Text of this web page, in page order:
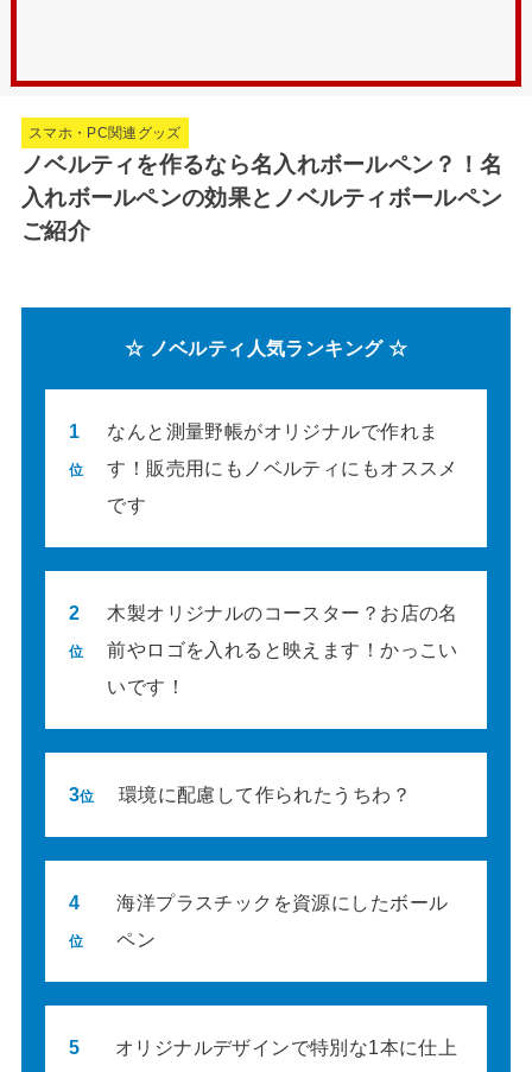
スマホ・PC関連グッズ
ノベルティを作るなら名入れボールペン？！名
入れボールペンの効果とノベルティボールペン
ご紹介
☆ ノベルティ人気ランキング ☆
1
位
なんと測量野帳がオリジナルで作れま
す！販売用にもノベルティにもオススメ
です
2
位
木製オリジナルのコースター？お店の名
前やロゴを入れると映えます！かっこい
いです！
3位 環境に配慮して作られたうちわ？
4
位
海洋プラスチックを資源にしたボール
ペン
5
オリジナルデザインで特別な1本に仕上